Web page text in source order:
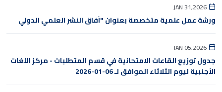
JAN 31,2026
ورشة عمل علمية متخصصة بعنوان "آفاق النشر العلمي الدولي
JAN 05,2026
جدول توزيع القاعات الامتحانية في قسم المتطلبات - مركز اللغات
الأجنبية ليوم الثلاثاء الموافق لـ 06-01-2026